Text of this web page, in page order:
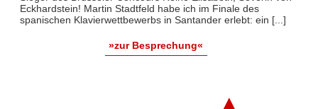
Eckhardstein! Martin Stadtfeld habe ich im Finale des
spanischen Klavierwettbewerbs in Santander erlebt: ein [...]
»zur Besprechung«